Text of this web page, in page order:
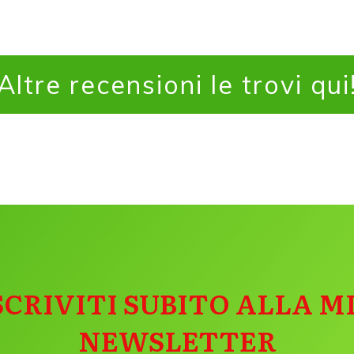
recensioni le trovi
SUBITO ALLA
NEWSLETTER